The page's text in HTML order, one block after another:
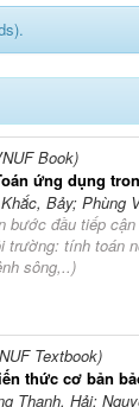
Book)
ứng dụng
Bảy; Phùng
bước đầu tiếp
trường: tính toán
sông,..)
Textbook)
thức cơ bản
Thanh, Hải;